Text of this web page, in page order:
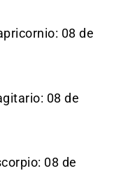
08 de
08 de
08 de